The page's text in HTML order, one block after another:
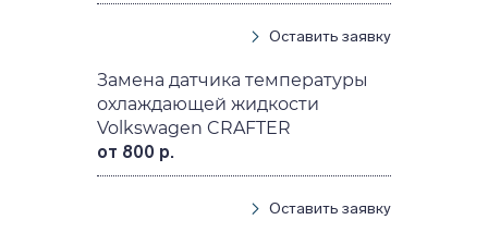
Оставить заявку
Замена датчика температуры
охлаждающей жидкости
Volkswagen CRAFTER
от 800 р.
Оставить заявку